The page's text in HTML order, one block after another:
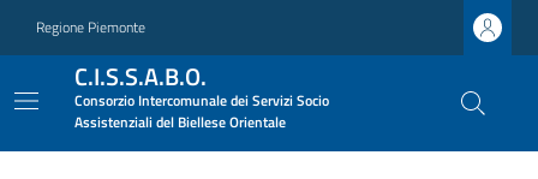
Regione Piemonte
C.I.S.S.A.B.O.
Consorzio Intercomunale dei Servizi Socio
Assistenziali del Biellese Orientale